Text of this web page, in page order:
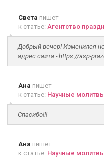
Света пишет
к статье: Агентство
Добрый вечер! Изменился
адрес сайта - https://asp-
Ана пишет
к статье: Научные
Спасибо!!!
Ана пишет
к статье: Научные